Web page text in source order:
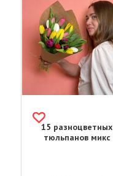
15 разноцветных
тюльпанов микс